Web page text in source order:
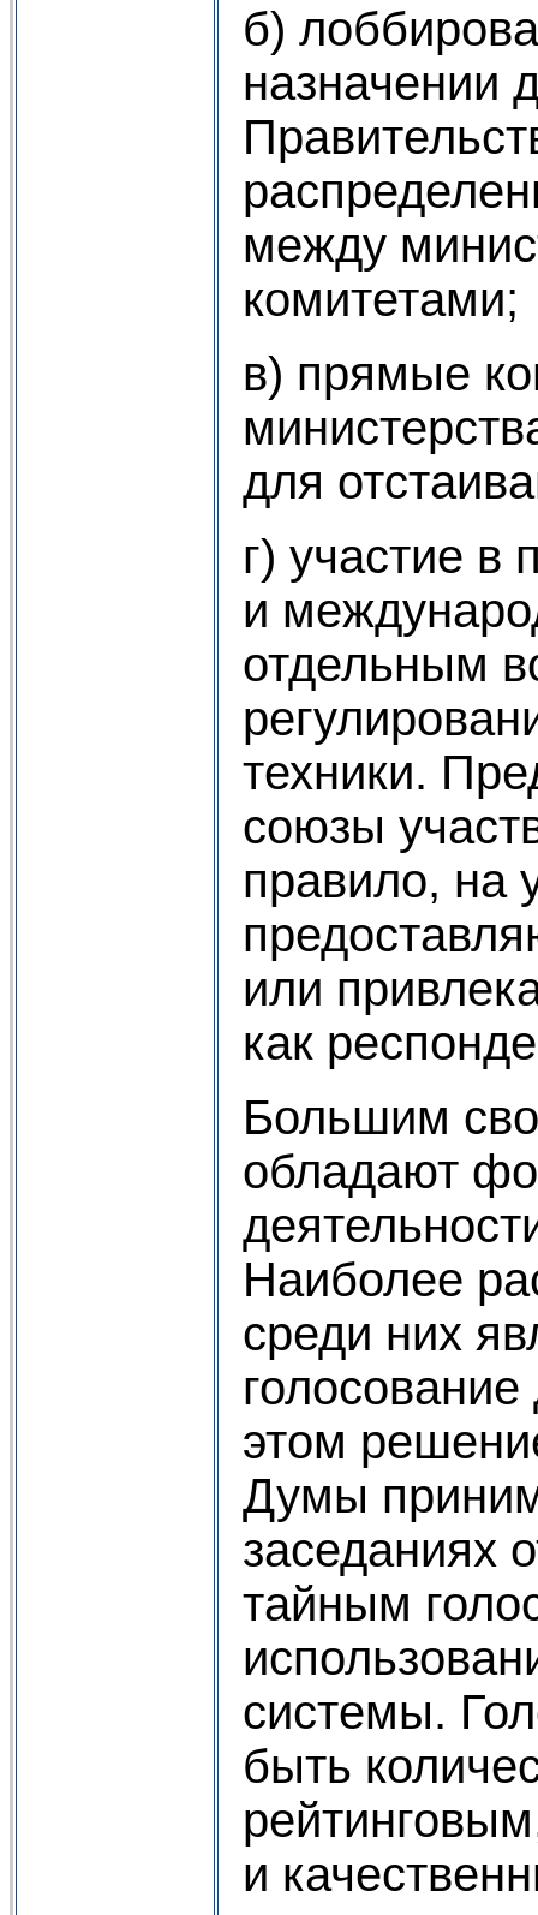
б)
назначении
между
комитетами;
в) прямые
для
г) участие в
и
отдельным
техники.
союзы
правило, на
или
как
Большим
обладают
Наиболее
среди них
этом
Думы
заседаниях
тайным
системы.
быть
и